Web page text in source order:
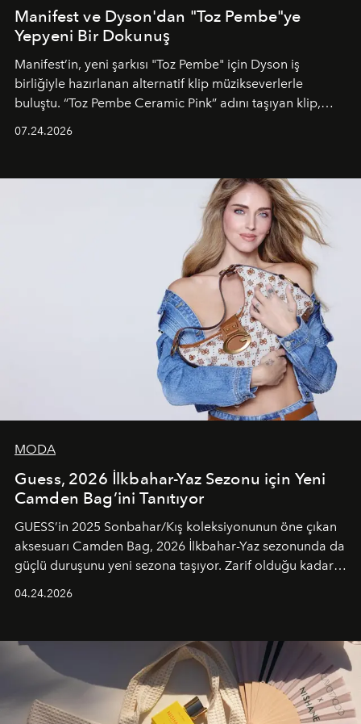
Manifest ve Dyson'dan "Toz Pembe"ye
Yepyeni Bir Dokunuş
Manifest’in, yeni şarkısı "Toz Pembe" için Dyson iş
birliğiyle hazırlanan alternatif klip müzikseverlerle
buluştu. “Toz Pembe Ceramic Pink” adını taşıyan klip,
unsurlarından biri olarak öne çıkıyor.
07.24.2026
MODA
Guess, 2026 İlkbahar-Yaz Sezonu için Yeni
Camden Bag’ini Tanıtıyor
GUESS’in 2025 Sonbahar/Kış koleksiyonunun öne çıkan
aksesuarı Camden Bag, 2026 İlkbahar-Yaz sezonunda da
güçlü duruşunu yeni sezona taşıyor. Zarif olduğu kadar
04.24.2026